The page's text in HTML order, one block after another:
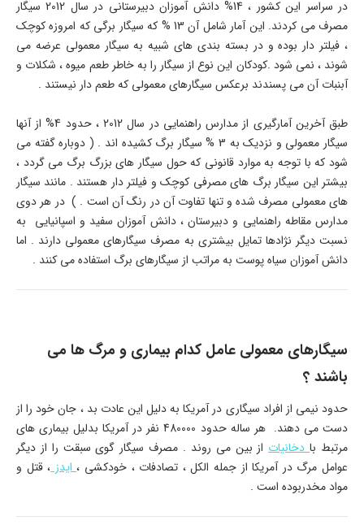
در سراسر این کشور ، 14% دانش آموزان دبیرستانی در سال 2012 سیگار
مصرف می کردند. این آمار شامل آن 13 % که سیگار برگی که امروزه کوچک
، فیلتر دار بوده و در بسته بندی های شبیه به سیگار معمولی عرضه می
شوند ، نمی شود .کودکان این نوع از سیگار را به خاطر طعم میوه ، شکلات و
آبنبات آن می پسندند برعکس سیگارهای معمولی که طعم دار نیستند .
طبق آخرین آمارگیری از مدارس راهنمایی در سال 2012 ، حدود 4% از آنها
سیگار معمولی و نزدیک به 3 % سیگار برگ کشیده اند . ( دوباره گفته می
شود که با توجه به موارد قانونی که حول سیگار های بزرگ برگ می گردد ،
بیشتر این سیگار برگ های مصرفی کوچک و فیلتر دار هستند . مانند سیگار
های معمولی مصرف شده و تنها تفاوت آن در رنگ آن است . ) در هر دوی
مدارس مقاطه راهنمایی و دبیرستان ، دانش آموزان سفید و اسپانیایی به
نسبت دیگر نژادها تمایل بیشتری به مصرف سیگارهای معمولی دارند . اما
دانش آموزان سیاه پوست به مراتب از سیگارهای برگ استفاده می کنند .
سیگارهای معمولی عامل کدام بیماری و مرگ ها می
باشند ؟
حدود نیمی از افراد سیگاری در آمریکا به دلیل این عادت بد ، جان خود را از
دست می دهند. هر ساله حدود 480000 نفر در آمریکا بدلیل بیماری های
مرتبط بادخانیاتاز بین می روند . مصرف سیگار گوی سبقت را از دیگر
عوامل مرگ در آمریکا از جمله الکل ، تصادفات ، خودکشی ،ایدز، قتل و
مواد مخدربوده است .